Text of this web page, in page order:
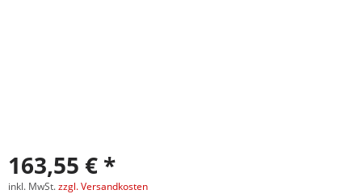
163,55 € *
inkl. MwSt.zzgl. Versandkosten